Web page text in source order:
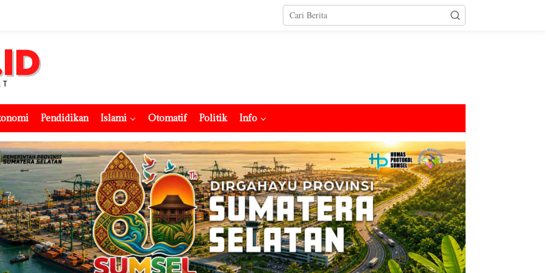
Pendidikan Islami Otomatif Politik Info